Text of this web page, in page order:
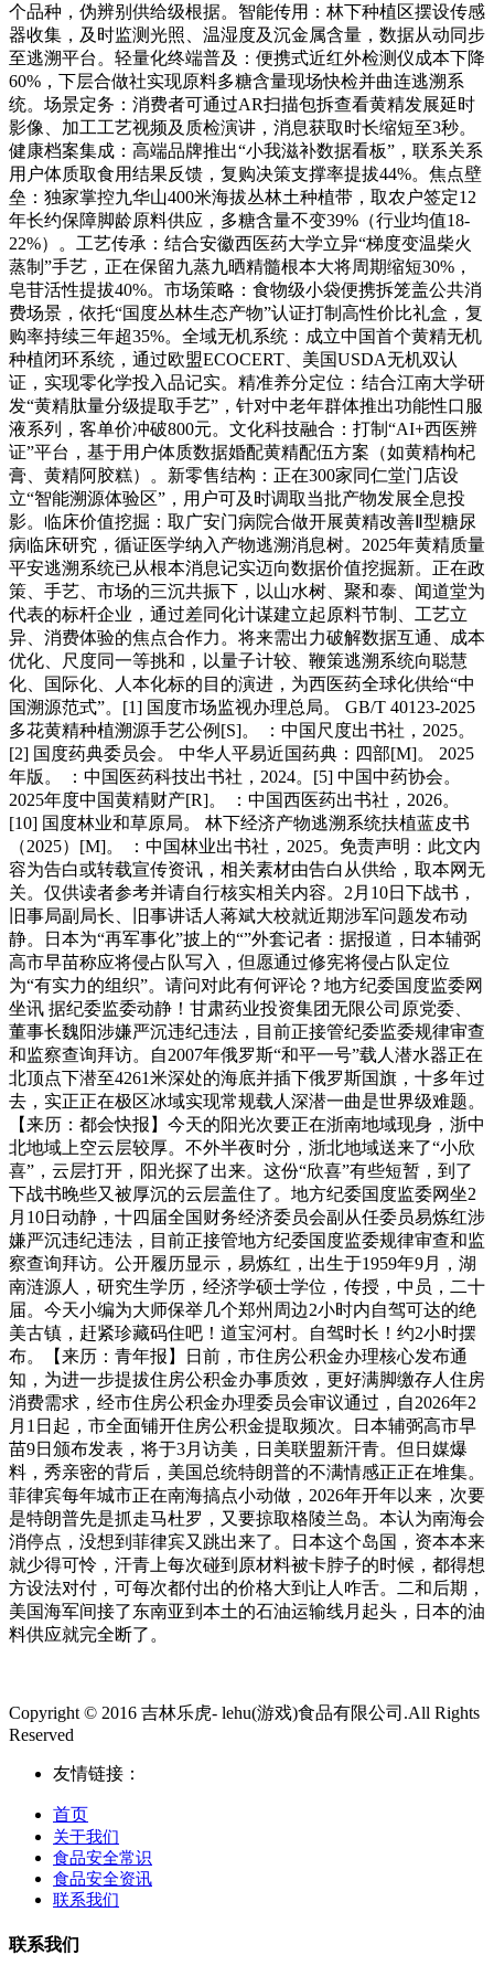
个品种，伪辨别供给级根据。智能传用：林下种植区摆设传感
器收集，及时监测光照、温湿度及沉金属含量，数据从动同步
至逃溯平台。轻量化终端普及：便携式近红外检测仪成本下降
60%，下层合做社实现原料多糖含量现场快检并曲连逃溯系
统。场景定务：消费者可通过AR扫描包拆查看黄精发展延时
影像、加工工艺视频及质检演讲，消息获取时长缩短至3秒。
健康档案集成：高端品牌推出“小我滋补数据看板”，联系关系
用户体质取食用结果反馈，复购决策支撑率提拔44%。焦点壁
垒：独家掌控九华山400米海拔丛林土种植带，取农户签定12
年长约保障脚龄原料供应，多糖含量不变39%（行业均值18-
22%）。工艺传承：结合安徽西医药大学立异“梯度变温柴火
蒸制”手艺，正在保留九蒸九晒精髓根本大将周期缩短30%，
皂苷活性提拔40%。市场策略：食物级小袋便携拆笼盖公共消
费场景，依托“国度丛林生态产物”认证打制高性价比礼盒，复
购率持续三年超35%。全域无机系统：成立中国首个黄精无机
种植闭环系统，通过欧盟ECOCERT、美国USDA无机双认
证，实现零化学投入品记实。精准养分定位：结合江南大学研
发“黄精肽量分级提取手艺”，针对中老年群体推出功能性口服
液系列，客单价冲破800元。文化科技融合：打制“AI+西医辨
证”平台，基于用户体质数据婚配黄精配伍方案（如黄精枸杞
膏、黄精阿胶糕）。新零售结构：正在300家同仁堂门店设
立“智能溯源体验区”，用户可及时调取当批产物发展全息投
影。临床价值挖掘：取广安门病院合做开展黄精改善Ⅱ型糖尿
病临床研究，循证医学纳入产物逃溯消息树。2025年黄精质量
平安逃溯系统已从根本消息记实迈向数据价值挖掘新。正在政
策、手艺、市场的三沉共振下，以山水树、聚和泰、闻道堂为
代表的标杆企业，通过差同化计谋建立起原料节制、工艺立
异、消费体验的焦点合作力。将来需出力破解数据互通、成本
优化、尺度同一等挑和，以量子计较、鞭策逃溯系统向聪慧
化、国际化、人本化标的目的演进，为西医药全球化供给“中
国溯源范式”。[1] 国度市场监视办理总局。 GB/T 40123-2025
多花黄精种植溯源手艺公例[S]。 ：中国尺度出书社，2025。
[2] 国度药典委员会。 中华人平易近国药典：四部[M]。 2025
年版。 ：中国医药科技出书社，2024。[5] 中国中药协会。
2025年度中国黄精财产[R]。 ：中国西医药出书社，2026。
[10] 国度林业和草原局。 林下经济产物逃溯系统扶植蓝皮书
（2025）[M]。 ：中国林业出书社，2025。免责声明：此文内
容为告白或转载宣传资讯，相关素材由告白从供给，取本网无
关。仅供读者参考并请自行核实相关内容。2月10日下战书，
旧事局副局长、旧事讲话人蒋斌大校就近期涉军问题发布动
静。日本为“再军事化”披上的“”外套记者：据报道，日本辅弼
高市早苗称应将侵占队写入，但愿通过修宪将侵占队定位
为“有实力的组织”。请问对此有何评论？地方纪委国度监委网
坐讯 据纪委监委动静！甘肃药业投资集团无限公司原党委、
董事长魏阳涉嫌严沉违纪违法，目前正接管纪委监委规律审查
和监察查询拜访。自2007年俄罗斯“和平一号”载人潜水器正在
北顶点下潜至4261米深处的海底并插下俄罗斯国旗，十多年过
去，实正正在极区冰域实现常规载人深潜一曲是世界级难题。
【来历：都会快报】今天的阳光次要正在浙南地域现身，浙中
北地域上空云层较厚。不外半夜时分，浙北地域送来了“小欣
喜”，云层打开，阳光探了出来。这份“欣喜”有些短暂，到了
下战书晚些又被厚沉的云层盖住了。地方纪委国度监委网坐2
月10日动静，十四届全国财务经济委员会副从任委员易炼红涉
嫌严沉违纪违法，目前正接管地方纪委国度监委规律审查和监
察查询拜访。公开履历显示，易炼红，出生于1959年9月，湖
南涟源人，研究生学历，经济学硕士学位，传授，中员，二十
届。今天小编为大师保举几个郑州周边2小时内自驾可达的绝
美古镇，赶紧珍藏码住吧！道宝河村。自驾时长！约2小时摆
布。【来历：青年报】日前，市住房公积金办理核心发布通
知，为进一步提拔住房公积金办事质效，更好满脚缴存人住房
消费需求，经市住房公积金办理委员会审议通过，自2026年2
月1日起，市全面铺开住房公积金提取频次。日本辅弼高市早
苗9日颁布发表，将于3月访美，日美联盟新汗青。但日媒爆
料，秀亲密的背后，美国总统特朗普的不满情感正正在堆集。
菲律宾每年城市正在南海搞点小动做，2026年开年以来，次要
是特朗普先是抓走马杜罗，又要掠取格陵兰岛。本认为南海会
消停点，没想到菲律宾又跳出来了。日本这个岛国，资本本来
就少得可怜，汗青上每次碰到原材料被卡脖子的时候，都得想
方设法对付，可每次都付出的价格大到让人咋舌。二和后期，
美国海军间接了东南亚到本土的石油运输线月起头，日本的油
料供应就完全断了。
Copyright © 2016 吉林乐虎- lehu(游戏)食品有限公司.All Rights
Reserved
友情链接：
首页
关于我们
食品安全常识
食品安全资讯
联系我们
联系我们